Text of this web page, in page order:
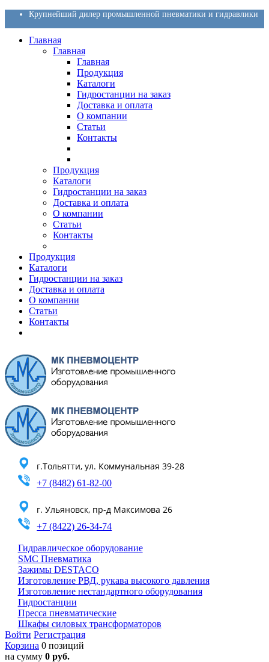
Крупнейший дилер промышленной пневматики и гидравлики
Главная
Главная
Главная
Продукция
Каталоги
Гидростанции на заказ
Доставка и оплата
О компании
Статьи
Контакты
Продукция
Каталоги
Гидростанции на заказ
Доставка и оплата
О компании
Статьи
Контакты
Продукция
Каталоги
Гидростанции на заказ
Доставка и оплата
О компании
Статьи
Контакты
г.Тольятти, ул. Коммунальная 39-28
+7 (8482) 61-82-00
г. Ульяновск, пр-д Максимова 26
+7 (8422) 26-34-74
Гидравлическое оборудование
SMC Пневматика
Зажимы DESTACO
Изготовление РВД, рукава высокого давления
Изготовление нестандартного оборудования
Гидростанции
Пресса пневматические
Шкафы силовых трансформаторов
Войти Регистрация
Корзина 0 позиций
на сумму 0 руб.